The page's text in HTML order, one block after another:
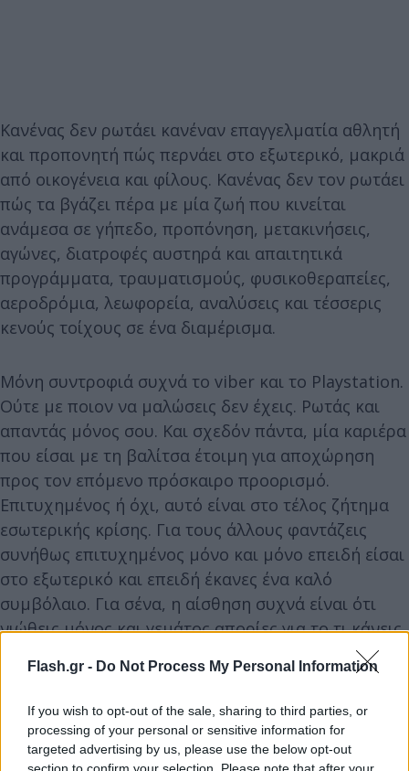
Flash.gr - Do Not Process My Personal Information
If you wish to opt-out of the sale, sharing to third parties, or
processing of your personal or sensitive information for
targeted advertising by us, please use the below opt-out
Κανένας δεν ρωτάει κανέναν επαγγελματία αθλητή
και προπονητή πώς περνάει στο εξωτερικό, μακριά
από οικογένεια και φίλους. Κανένας δεν τον ρωτάει
πώς τα βγάζει πέρα με μία ζωή που κινείται
ανάμεσα σε γήπεδο, προπόνηση, μετακινήσεις,
αγώνες, διατροφές αυστηρά και απαιτητικά
προγράμματα, τραυματισμούς, φυσικοθεραπείες,
αεροδρόμια, λεωφορεία, αναλύσεις και τέσσερις
κενούς τοίχους σε ένα διαμέρισμα.
Μόνη συντροφιά συχνά το viber και το Playstation.
Ούτε με ποιον να μαλώσεις δεν έχεις. Ρωτάς και
απαντάς μόνος σου. Και σχεδόν πάντα, μία καριέρα
που είσαι με τη βαλίτσα έτοιμη για αποχώρηση
προς τον επόμενο πρόσκαιρο προορισμό.
Επιτυχημένος ή όχι, αυτό είναι στο τέλος ζήτημα
εσωτερικής κρίσης. Για τους άλλους φαντάζεις
συνήθως επιτυχημένος μόνο και μόνο επειδή είσαι
στο εξωτερικό και επειδή έκανες ένα καλό
συμβόλαιο. Για σένα, η αίσθηση συχνά είναι ότι
νιώθεις μόνος και γεμάτος απορίες για το τι κάνεις,
για το τί θα έπρεπε να κάνεις, για το αν αξίζει αυτό
που κάνεις.